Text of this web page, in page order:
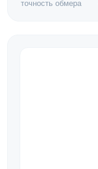
точность обмера